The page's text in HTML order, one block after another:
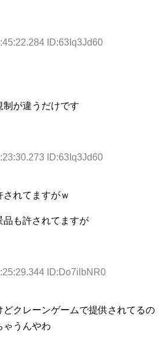
ID:63Iq3Jd60
が違うだけです
ID:63Iq3Jd60
れてますがｗ
品も許されてますが
ID:Do7ilbNR0
クレーンゲームで提供されてるの
ゃうんやわ